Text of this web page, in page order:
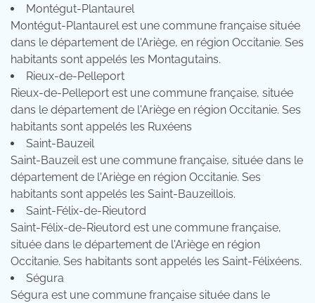
Montégut-Plantaurel
Montégut-Plantaurel est une commune française située
dans le département de l'Ariège, en région Occitanie. Ses
habitants sont appelés les Montagutains.
Rieux-de-Pelleport
Rieux-de-Pelleport est une commune française, située
dans le département de l'Ariège en région Occitanie. Ses
habitants sont appelés les Ruxéens
Saint-Bauzeil
Saint-Bauzeil est une commune française, située dans le
département de l'Ariège en région Occitanie. Ses
habitants sont appelés les Saint-Bauzeillois.
Saint-Félix-de-Rieutord
Saint-Félix-de-Rieutord est une commune française,
située dans le département de l'Ariège en région
Occitanie. Ses habitants sont appelés les Saint-Félixéens.
Ségura
Ségura est une commune française située dans le